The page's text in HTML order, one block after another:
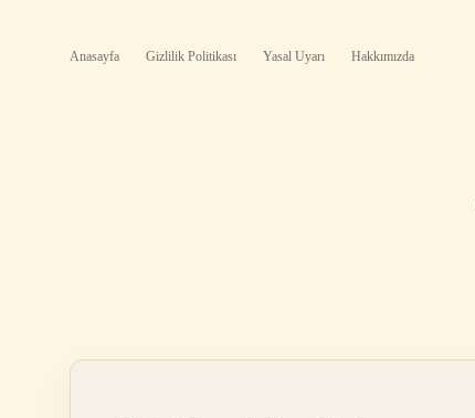
Anasayfa Gizlilik Politikası Yasal Uyarı Hakkımızda